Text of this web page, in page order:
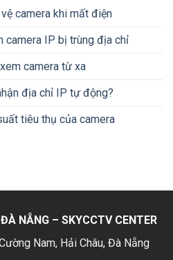
camera khi mất điện
camera IP bị trùng địa chỉ
camera từ xa
địa chỉ IP tự động?
tiêu thụ của camera
NẴNG – SKYCCTV CENTER
Nam, Hải Châu, Đà Nẵng